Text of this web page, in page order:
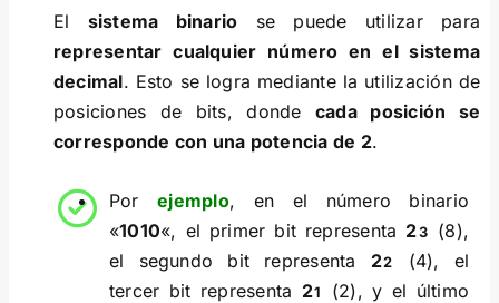
El sistema binario se puede utilizar para
representar cualquier número en el sistema
decimal. Esto se logra mediante la utilización de
posiciones de bits, donde cada posición se
corresponde con una potencia de 2.
Por ejemplo, en el número binario
«1010«, el primer bit representa 23
(8),
el segundo bit representa 22
(4), el
tercer bit representa 21
(2), y el último